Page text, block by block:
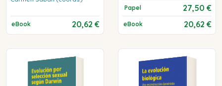
eBook 20,62 €
Papel 27,50 €
eBook 20,62 €